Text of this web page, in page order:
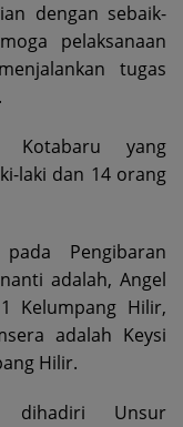
dengan sebaik-
pelaksanaan
tugas
Kotabaru yang
laki dan 14 orang
Pengibaran
adalah, Angel
Kelumpang Hilir,
adalah Keysi
Hilir.
dihadiri Unsur